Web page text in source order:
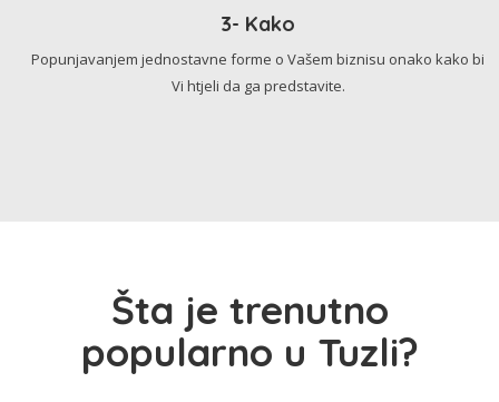
3- Kako
Popunjavanjem jednostavne forme o Vašem biznisu onako kako bi
Vi htjeli da ga predstavite.
Šta je trenutno
popularno u Tuzli?